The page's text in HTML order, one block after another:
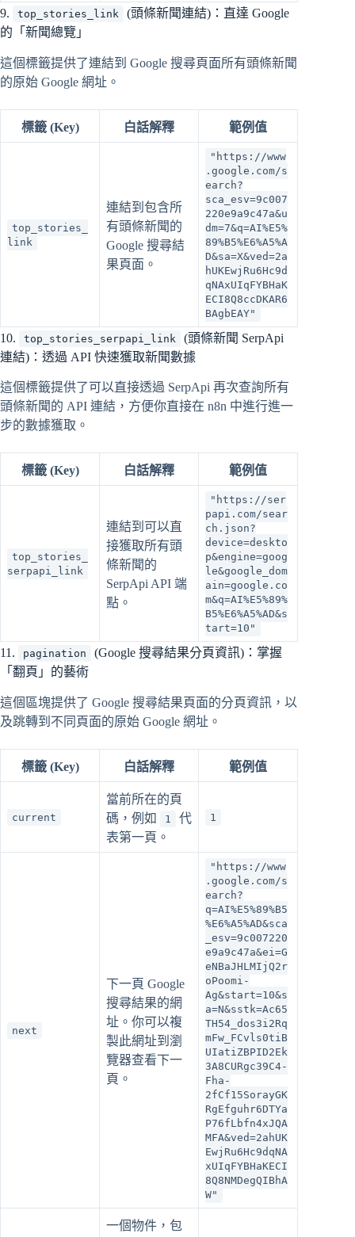
9. top_stories_link
(頭條新聞連結)：直達 Google
的「新聞總覽」
這個標籤提供了連結到 Google 搜尋頁面所有頭條新聞
的原始 Google 網址。
標籤 (Key) 白話解釋 範例值
top_stories_
link
連結到包含所
有頭條新聞的
Google 搜尋結
果頁面。
"https://www
.google.com/s
earch?
sca_esv=9c007
220e9a9c47a&u
dm=7&q=AI%E5%
89%B5%E6%A5%A
D&sa=X&ved=2a
hUKEwjRu6Hc9d
qNAxUIqFYBHaK
ECI8Q8ccDKAR6
BAgbEAY"
10. top_stories_serpapi_link
(頭條新聞 SerpApi
連結)：透過 API 快速獲取新聞數據
這個標籤提供了可以直接透過 SerpApi 再次查詢所有
頭條新聞的 API 連結，方便你直接在 n8n 中進行進一
步的數據獲取。
標籤 (Key) 白話解釋 範例值
top_stories_
serpapi_link
連結到可以直
接獲取所有頭
條新聞的
SerpApi API 端
點。
"https://ser
papi.com/sear
ch.json?
device=deskto
p&engine=goog
le&google_dom
ain=google.co
m&q=AI%E5%89%
B5%E6%A5%AD&s
tart=10"
11. pagination
(Google 搜尋結果分頁資訊)：掌握
「翻頁」的藝術
這個區塊提供了 Google 搜尋結果頁面的分頁資訊，以
及跳轉到不同頁面的原始 Google 網址。
標籤 (Key) 白話解釋 範例值
current
當前所在的頁
碼，例如
1
代
表第一頁。
1
next
下一頁 Google
搜尋結果的網
址。你可以複
製此網址到瀏
覽器查看下一
頁。
"https://www
.google.com/s
earch?
q=AI%E5%89%B5
%E6%A5%AD&sca
_esv=9c007220
e9a9c47a&ei=G
eNBaJHLMIjQ2r
oPoomi-
Ag&start=10&s
a=N&sstk=Ac65
TH54_dos3i2Rq
mFw_FCvls0tiB
UIatiZBPID2Ek
3A8CURgc39C4-
Fha-
2fCf15SorayGK
RgEfguhr6DTYa
P76fLbfn4xJQA
MFA&ved=2ahUK
EwjRu6Hc9dqNA
xUIqFYBHaKECI
8Q8NMDegQIBhA
W"
一個物件，包